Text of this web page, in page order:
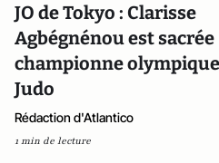
JO de Tokyo : Clarisse
Agbégnénou est sacrée
championne
Judo
Rédaction d'Atlantico
1 min de lecture